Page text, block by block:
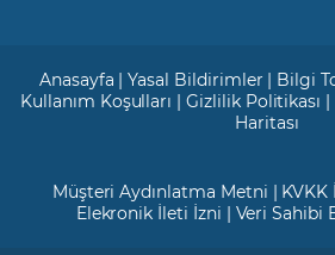
Anasayfa |Yasal Bildirimler | Bilgi
Kullanım Koşulları |Gizlilik Politikası |
Haritası
Müşteri Aydınlatma Metni |
Elekronik İleti İzni | Veri Sahibi